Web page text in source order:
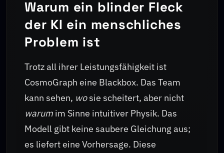
Warum ein blinder Fleck
der KI ein menschliches
Problem ist
Trotz all ihrer Leistungsfähigkeit ist
CosmoGraph eine Blackbox. Das Team
kann sehen, wosie scheitert, aber nicht
warum im Sinne intuitiver Physik. Das
Modell gibt keine saubere Gleichung aus;
es liefert eine Vorhersage. Diese